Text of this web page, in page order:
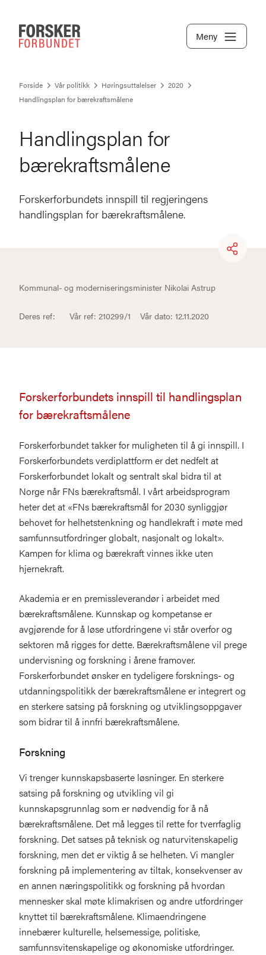
Meny
Forside Vår politikk Høringsuttalelser
2020
Handlingsplan for bærekraftsmålene
Handlingsplan for
bærekraftsmålene
Forskerforbundets innspill til regjeringens
handlingsplan for bærekraftsmålene.
Kommunal- og moderniseringsminister Nikolai Astrup
Deres ref: Vår ref: 210299/1 Vår dato: 12.11.2020
Forskerforbundets innspill til handlingsplan
for bærekraftsmålene
Forskerforbundet takker for muligheten til å gi innspill. I
Forskerforbundets verdiplattform er det nedfelt at
Forskerforbundet lokalt og sentralt skal bidra til at
Norge når FNs bærekraftsmål. I vårt arbeidsprogram
heter det at «FNs bærekraftsmål for 2030 synliggjør
behovet for helhetstenkning og handlekraft i møte med
samfunnsutfordringer globalt, nasjonalt og lokalt».
Kampen for klima og bærekraft vinnes ikke uten
hjernekraft.
Akademia er en premissleverandør i arbeidet med
bærekraftsmålene. Kunnskap og kompetanse er
avgjørende for å løse utfordringene vi står overfor og
sektoren må rigges for dette. Bærekraftsmålene vil prege
undervisning og forskning i årene framover.
Forskerforbundet ønsker en tydeligere forsknings- og
utdanningspolitikk der bærekraftsmålene er integrert og
en sterkere satsing på forskning og utviklingsoppgaver
som bidrar til å innfri bærekraftsmålene.
Forskning
Vi trenger kunnskapsbaserte løsninger. En sterkere
satsing på forskning og utvikling vil gi
kunnskapsgrunnlag som er nødvendig for å nå
bærekraftsmålene. Det må legges til rette for tverrfaglig
forskning. Det satses på teknisk og naturvitenskapelig
forskning, men det er viktig å se helheten. Vi mangler
forskning på implementering av tiltak, konsekvenser av
en annen næringspolitikk og forskning på hvordan
mennesker skal møte klimakrisen og andre utfordringer
knyttet til bærekraftsmålene. Klimaendringene
innebærer kulturelle, helsemessige, politiske,
samfunnsvitenskapelige og økonomiske utfordringer.